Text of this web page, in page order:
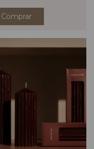
Comprar